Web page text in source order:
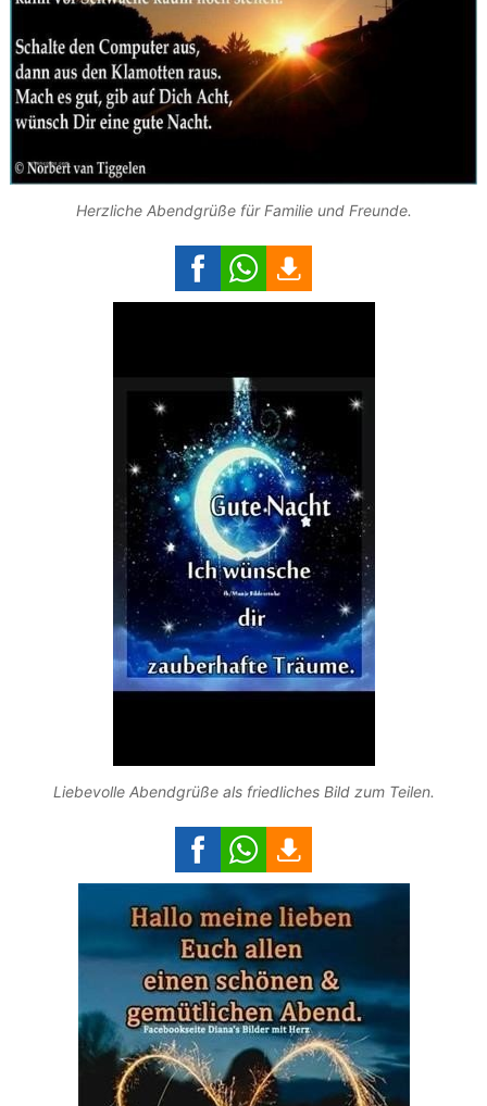
Herzliche Abendgrüße für Familie und Freunde.
Liebevolle Abendgrüße als friedliches Bild zum Teilen.